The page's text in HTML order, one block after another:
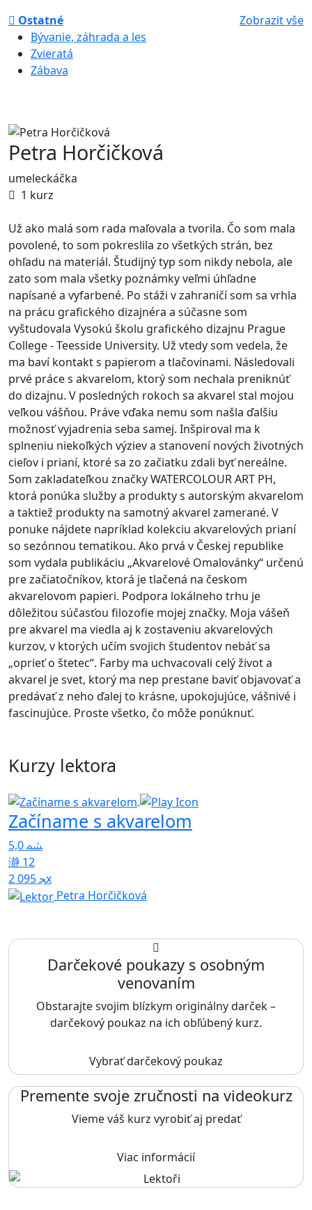
Ostatné
Zobrazit vše
Bývanie, záhrada a les
Zvieratá
Zábava
Petra Horčičková
umeleckáčka
1 kurz
Už ako malá som rada maľovala a tvorila. Čo som mala
povolené, to som pokreslila zo všetkých strán, bez
ohľadu na materiál. Študijný typ som nikdy nebola, ale
zato som mala všetky poznámky veľmi úhľadne
napísané a vyfarbené. Po stáži v zahraničí som sa vrhla
na prácu grafického dizajnéra a súčasne som
vyštudovala Vysokú školu grafického dizajnu Prague
College - Teesside University. Už vtedy som vedela, že
ma baví kontakt s papierom a tlačovinami. Následovali
prvé práce s akvarelom, ktorý som nechala preniknúť
do dizajnu. V posledných rokoch sa akvarel stal mojou
veľkou vášňou. Práve vďaka nemu som našla ďalšiu
možnosť vyjadrenia seba samej. Inšpiroval ma k
splneniu niekoľkých výziev a stanovení nových životných
cieľov i prianí, ktoré sa zo začiatku zdali byť nereálne.
Som zakladateľkou značky WATERCOLOUR ART PH,
ktorá ponúka služby a produkty s autorským akvarelom
a taktiež produkty na samotný akvarel zamerané. V
ponuke nájdete napríklad kolekciu akvarelových prianí
so sezónnou tematikou. Ako prvá v Českej republike
som vydala publikáciu „Akvarelové Omalovánky“ určenú
pre začiatočníkov, ktorá je tlačená na českom
akvarelovom papieri. Podpora lokálneho trhu je
dôležitou súčasťou filozofie mojej značky. Moja vášeň
pre akvarel ma viedla aj k zostaveniu akvarelových
kurzov, v ktorých učím svojich študentov nebáť sa
„oprieť o štetec“. Farby ma uchvacovali celý život a
akvarel je svet, ktorý ma nep prestane baviť objavovať a
predávať z neho ďalej to krásne, upokojujúce, vášnivé i
fascinujúce. Proste všetko, čo môže ponúknuť.
Kurzy lektora
Začíname s akvarelom
5,0
12
2 095x
Petra Horčičková
Darčekové poukazy s osobným
venovaním
Obstarajte svojim blízkym originálny darček –
darčekový poukaz na ich obľúbený kurz.
Vybrať darčekový poukaz
Premente svoje zručnosti na videokurz
Vieme váš kurz vyrobiť aj predať
Viac informácií